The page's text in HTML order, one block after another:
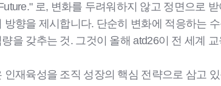
로, 변화를 두려워하지 않고 정면으로
방향을 제시합니다. 단순히 변화에 적응하는
을 갖추는 것. 그것이 올해 atd26이 전 세계
인재육성을 조직 성장의 핵심 전략으로 삼고